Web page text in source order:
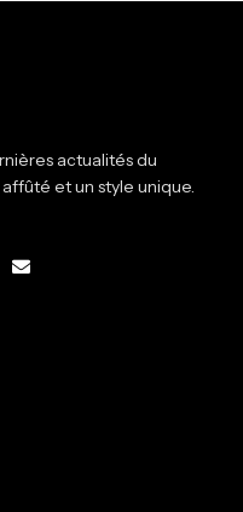
actualités du
et un style unique.